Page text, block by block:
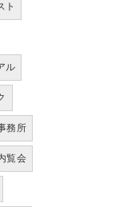
ト
ル
務所
覧会